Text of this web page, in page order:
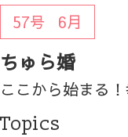
57号 6月
ちゅら婚
ここから始まる
Topics